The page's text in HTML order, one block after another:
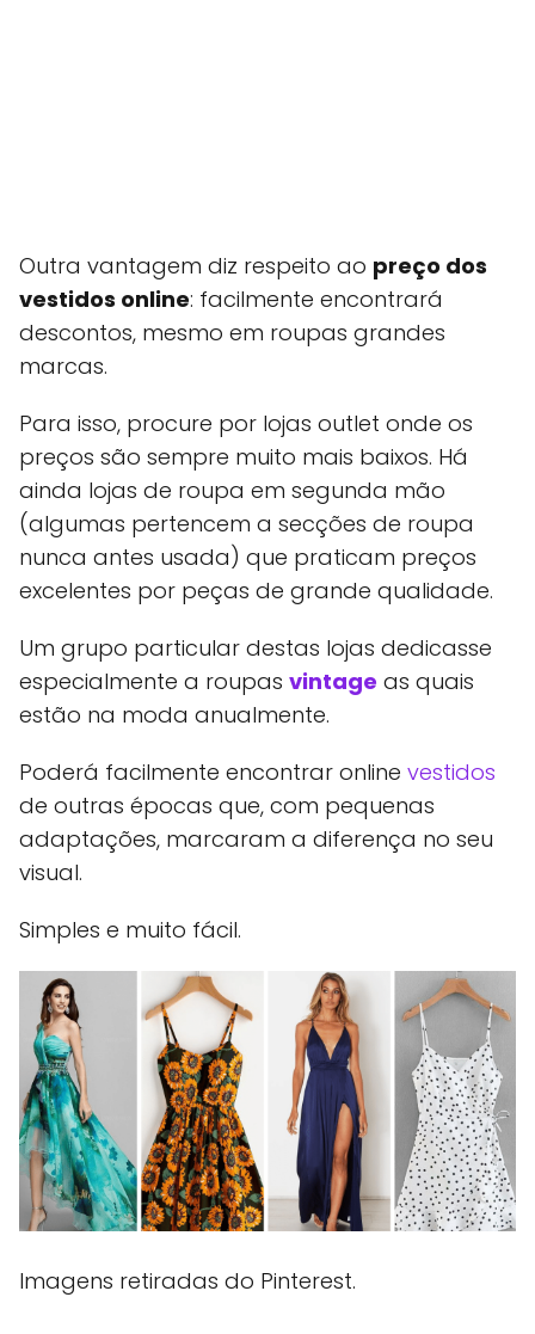
Outra vantagem diz respeito ao preço dos
vestidos online: facilmente encontrará
descontos, mesmo em roupas grandes
marcas.
Para isso, procure por lojas outlet onde os
preços são sempre muito mais baixos. Há
ainda lojas de roupa em segunda mão
(algumas pertencem a secções de roupa
nunca antes usada) que praticam preços
excelentes por peças de grande qualidade.
Um grupo particular destas lojas dedicasse
especialmente a roupas vintage as quais
estão na moda anualmente.
Poderá facilmente encontrar online vestidos
de outras épocas que, com pequenas
adaptações, marcaram a diferença no seu
visual.
Simples e muito fácil.
Imagens retiradas do Pinterest.